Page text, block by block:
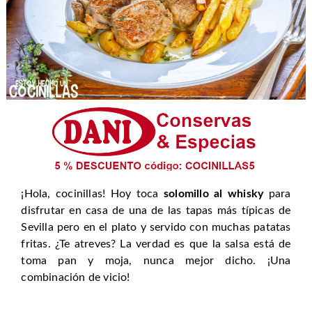
¡Hola, cocinillas! Hoy toca solomillo al whiskypara
disfrutar en casa de una de las tapas más típicas de
Sevilla pero en el plato y servido con muchas patatas
fritas. ¿Te atreves? La verdad es que la salsa está de
toma pan y moja, nunca mejor dicho. ¡Una
combinación de vicio!